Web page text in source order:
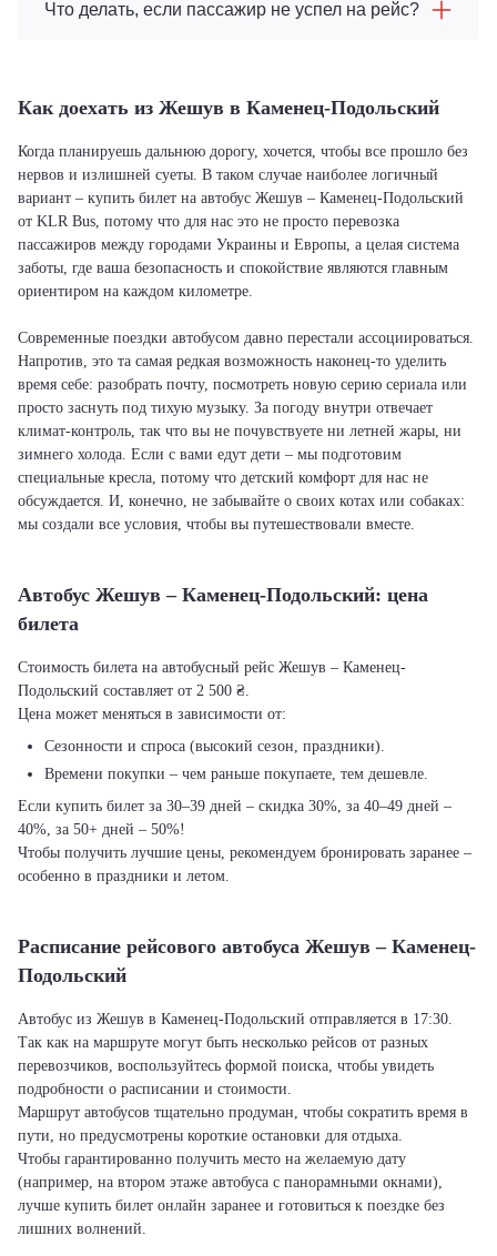
Что делать, если пассажир не успел на рейс?
Как доехать из Жешув в Каменец-Подольский
Когда планируешь дальнюю дорогу, хочется, чтобы все прошло без
нервов и излишней суеты. В таком случае наиболее логичный
вариант – купить билет на автобус Жешув – Каменец-Подольский
от KLR Bus, потому что для нас это не просто перевозка
пассажиров между городами Украины и Европы, а целая система
заботы, где ваша безопасность и спокойствие являются главным
ориентиром на каждом километре.
Современные поездки автобусом давно перестали ассоциироваться.
Напротив, это та самая редкая возможность наконец-то уделить
время себе: разобрать почту, посмотреть новую серию сериала или
просто заснуть под тихую музыку. За погоду внутри отвечает
климат-контроль, так что вы не почувствуете ни летней жары, ни
зимнего холода. Если с вами едут дети – мы подготовим
специальные кресла, потому что детский комфорт для нас не
обсуждается. И, конечно, не забывайте о своих котах или собаках:
мы создали все условия, чтобы вы путешествовали вместе.
Автобус Жешув – Каменец-Подольский: цена
билета
Стоимость билета на автобусный рейс Жешув – Каменец-
Подольский составляет от 2 500 ₴.
Цена может меняться в зависимости от:
Сезонности и спроса (высокий сезон, праздники).
Времени покупки – чем раньше покупаете, тем дешевле.
Если купить билет за 30–39 дней – скидка 30%, за 40–49 дней –
40%, за 50+ дней – 50%!
Чтобы получить лучшие цены, рекомендуем бронировать заранее –
особенно в праздники и летом.
Расписание рейсового автобуса Жешув – Каменец-
Подольский
Автобус из Жешув в Каменец-Подольский отправляется в 17:30.
Так как на маршруте могут быть несколько рейсов от разных
перевозчиков, воспользуйтесь формой поиска, чтобы увидеть
подробности о расписании и стоимости.
Маршрут автобусов тщательно продуман, чтобы сократить время в
пути, но предусмотрены короткие остановки для отдыха.
Чтобы гарантированно получить место на желаемую дату
(например, на втором этаже автобуса с панорамными окнами),
лучше купить билет онлайн заранее и готовиться к поездке без
лишних волнений.